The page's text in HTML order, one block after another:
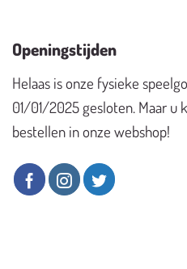
Openingstijden
Helaas is onze fysieke
01/01/2025 gesloten. Maar
bestellen in onze webshop!